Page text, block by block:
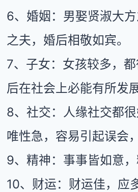
6、婚姻：男娶贤淑大
之夫，婚后相敬如宾。
7、子女：女孩较多，
后在社会上必能有所发展
8、社交：人缘社交都
唯性急，容易引起误会
9、精神：事事皆如意
10、财运：财运佳，应